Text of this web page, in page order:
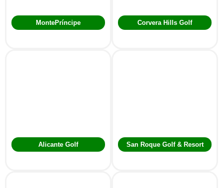
MontePríncipe Corvera Hills Golf
Alicante Golf San Roque Golf & Resort